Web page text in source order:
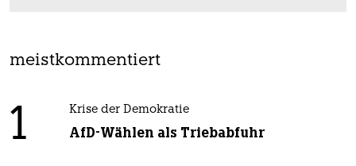
meistkommentiert
1 Krise der Demokratie
AfD-Wählen als Triebabfuhr